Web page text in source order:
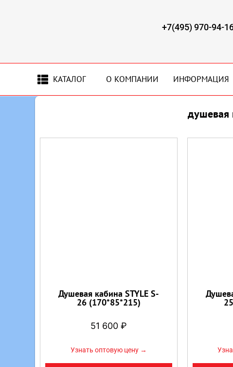
+7(495) 970-94-
КАТАЛОГ О КОМПАНИИ ИНФОРМАЦИЯ
душевая
Душевая кабина STYLE S-
26 (170*85*215)
51 600 ₽
Узнать оптовую цену →